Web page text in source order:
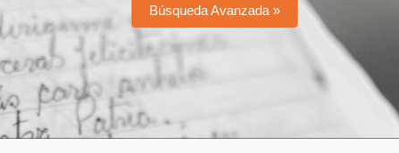
Búsqueda Avanzada »